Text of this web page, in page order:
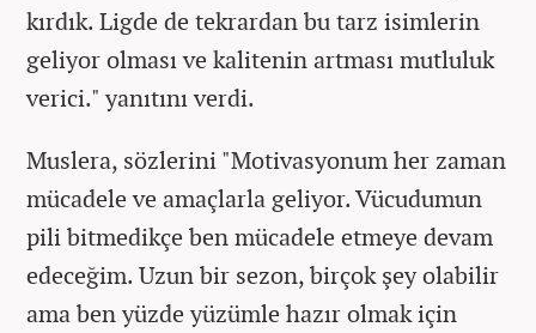
kırdık. Ligde de tekrardan bu tarz isimlerin
geliyor olması ve kalitenin artması mutluluk
verici." yanıtını verdi.
Muslera, sözlerini "Motivasyonum her zaman
mücadele ve amaçlarla geliyor. Vücudumun
pili bitmedikçe ben mücadele etmeye devam
edeceğim. Uzun bir sezon, birçok şey olabilir
ama ben yüzde yüzümle hazır olmak için